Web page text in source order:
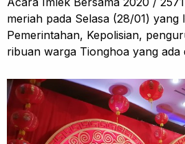
meriah pada Selasa (28/01) yang
Pemerintahan, Kepolisian,
ribuan warga Tionghoa yang ada